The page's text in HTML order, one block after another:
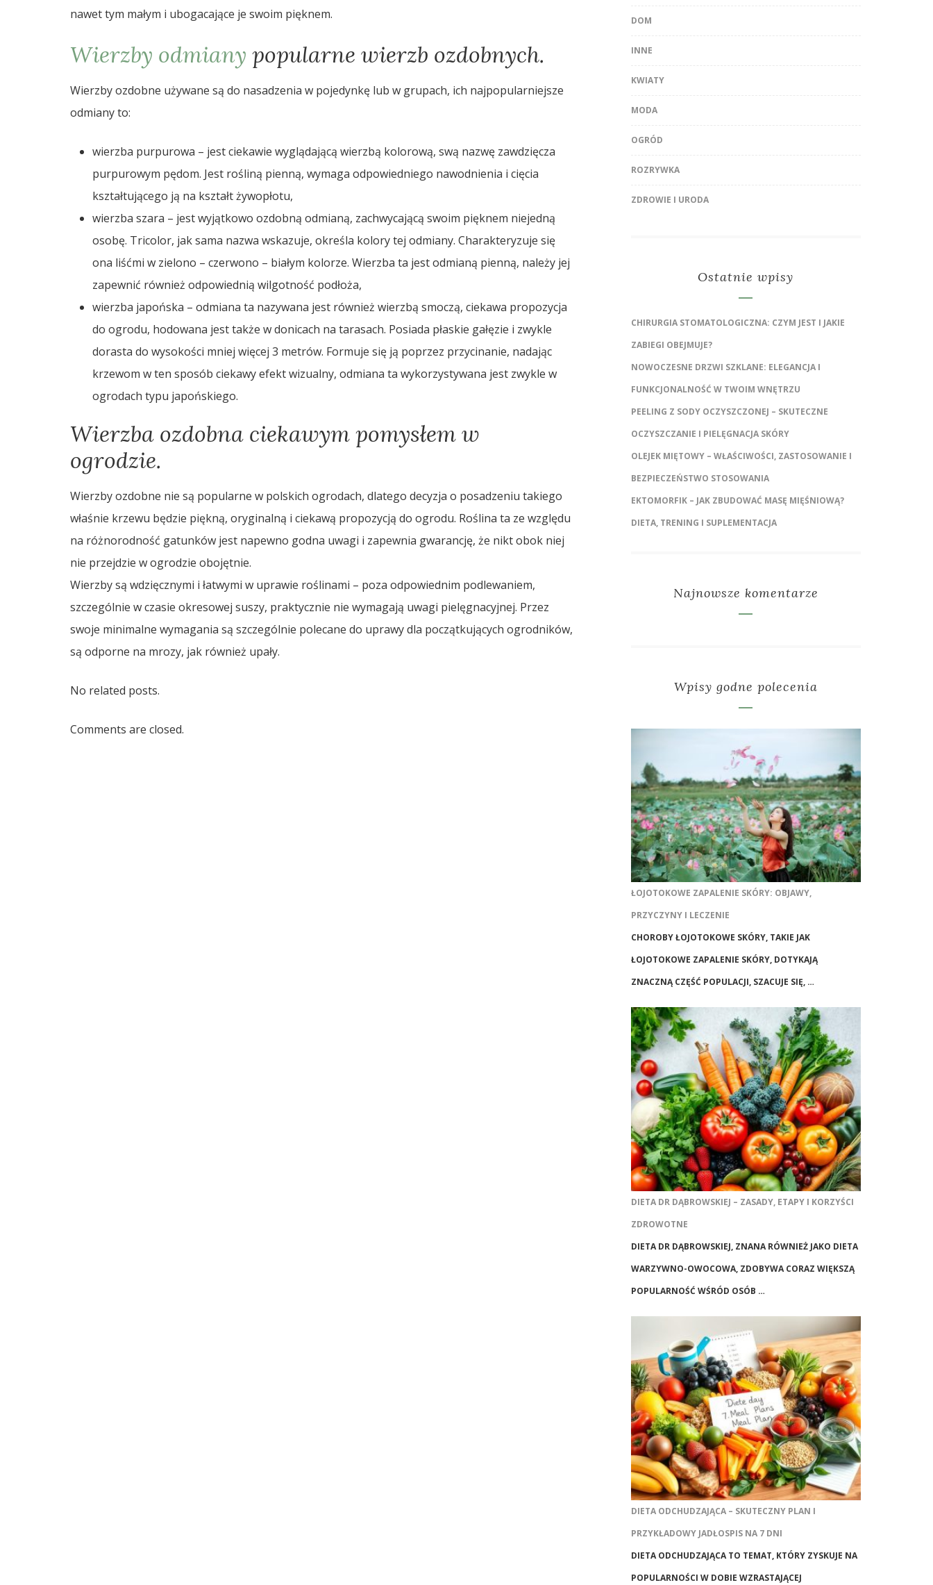
nawet tym małym i ubogacające je swoim pięknem.
Wierzby odmiany popularne wierzb ozdobnych.
Wierzby ozdobne używane są do nasadzenia w pojedynkę lub w grupach, ich najpopularniejsze
odmiany to:
wierzba purpurowa – jest ciekawie wyglądającą wierzbą kolorową, swą nazwę zawdzięcza
purpurowym pędom. Jest rośliną pienną, wymaga odpowiedniego nawodnienia i cięcia
kształtującego ją na kształt żywopłotu,
wierzba szara – jest wyjątkowo ozdobną odmianą, zachwycającą swoim pięknem niejedną
osobę. Tricolor, jak sama nazwa wskazuje, określa kolory tej odmiany. Charakteryzuje się
ona liśćmi w zielono – czerwono – białym kolorze. Wierzba ta jest odmianą pienną, należy jej
zapewnić również odpowiednią wilgotność podłoża,
wierzba japońska – odmiana ta nazywana jest również wierzbą smoczą, ciekawa propozycja
do ogrodu, hodowana jest także w donicach na tarasach. Posiada płaskie gałęzie i zwykle
dorasta do wysokości mniej więcej 3 metrów. Formuje się ją poprzez przycinanie, nadając
krzewom w ten sposób ciekawy efekt wizualny, odmiana ta wykorzystywana jest zwykle w
ogrodach typu japońskiego.
Wierzba ozdobna ciekawym pomysłem w
ogrodzie.
Wierzby ozdobne nie są popularne w polskich ogrodach, dlatego decyzja o posadzeniu takiego
właśnie krzewu będzie piękną, oryginalną i ciekawą propozycją do ogrodu. Roślina ta ze względu
na różnorodność gatunków jest napewno godna uwagi i zapewnia gwarancję, że nikt obok niej
nie przejdzie w ogrodzie obojętnie.
Wierzby są wdzięcznymi i łatwymi w uprawie roślinami – poza odpowiednim podlewaniem,
szczególnie w czasie okresowej suszy, praktycznie nie wymagają uwagi pielęgnacyjnej. Przez
swoje minimalne wymagania są szczególnie polecane do uprawy dla początkujących ogrodników,
są odporne na mrozy, jak również upały.
No related posts.
Comments are closed.
DOM
INNE
KWIATY
MODA
OGRÓD
ROZRYWKA
ZDROWIE I URODA
Ostatnie wpisy
CHIRURGIA STOMATOLOGICZNA: CZYM JEST I JAKIE
ZABIEGI OBEJMUJE?
NOWOCZESNE DRZWI SZKLANE: ELEGANCJA I
FUNKCJONALNOŚĆ W TWOIM WNĘTRZU
PEELING Z SODY OCZYSZCZONEJ – SKUTECZNE
OCZYSZCZANIE I PIELĘGNACJA SKÓRY
OLEJEK MIĘTOWY – WŁAŚCIWOŚCI, ZASTOSOWANIE I
BEZPIECZEŃSTWO STOSOWANIA
EKTOMORFIK – JAK ZBUDOWAĆ MASĘ MIĘŚNIOWĄ?
DIETA, TRENING I SUPLEMENTACJA
Najnowsze komentarze
Wpisy godne polecenia
ŁOJOTOKOWE ZAPALENIE SKÓRY: OBJAWY,
PRZYCZYNY I LECZENIE
CHOROBY ŁOJOTOKOWE SKÓRY, TAKIE JAK
ŁOJOTOKOWE ZAPALENIE SKÓRY, DOTYKAJĄ
ZNACZNĄ CZĘŚĆ POPULACJI, SZACUJE SIĘ, …
DIETA DR DĄBROWSKIEJ – ZASADY, ETAPY I KORZYŚCI
ZDROWOTNE
DIETA DR DĄBROWSKIEJ, ZNANA RÓWNIEŻ JAKO DIETA
WARZYWNO-OWOCOWA, ZDOBYWA CORAZ WIĘKSZĄ
POPULARNOŚĆ WŚRÓD OSÓB …
DIETA ODCHUDZAJĄCA – SKUTECZNY PLAN I
PRZYKŁADOWY JADŁOSPIS NA 7 DNI
DIETA ODCHUDZAJĄCA TO TEMAT, KTÓRY ZYSKUJE NA
POPULARNOŚCI W DOBIE WZRASTAJĄCEJ